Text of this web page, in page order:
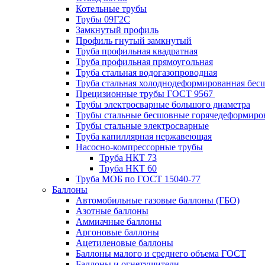
Котельные трубы
Трубы 09Г2С
Замкнутый профиль
Профиль гнутый замкнутый
Труба профильная квадратная
Труба профильная прямоугольная
Труба стальная водогазопроводная
Труба стальная холоднодеформированная
Прецизионные трубы ГОСТ 9567
Трубы электросварные большого диаметра
Трубы стальные бесшовные
Трубы стальные электросварные
Труба капиллярная нержавеющая
Насосно-компрессорные трубы
Труба НКТ 73
Труба НКТ 60
Труба МОБ по ГОСТ 15040-77
Баллоны
Автомобильные газовые баллоны (ГБО)
Азотные баллоны
Аммиачные баллоны
Аргоновые баллоны
Ацетиленовые баллоны
Баллоны малого и среднего объема ГОСТ